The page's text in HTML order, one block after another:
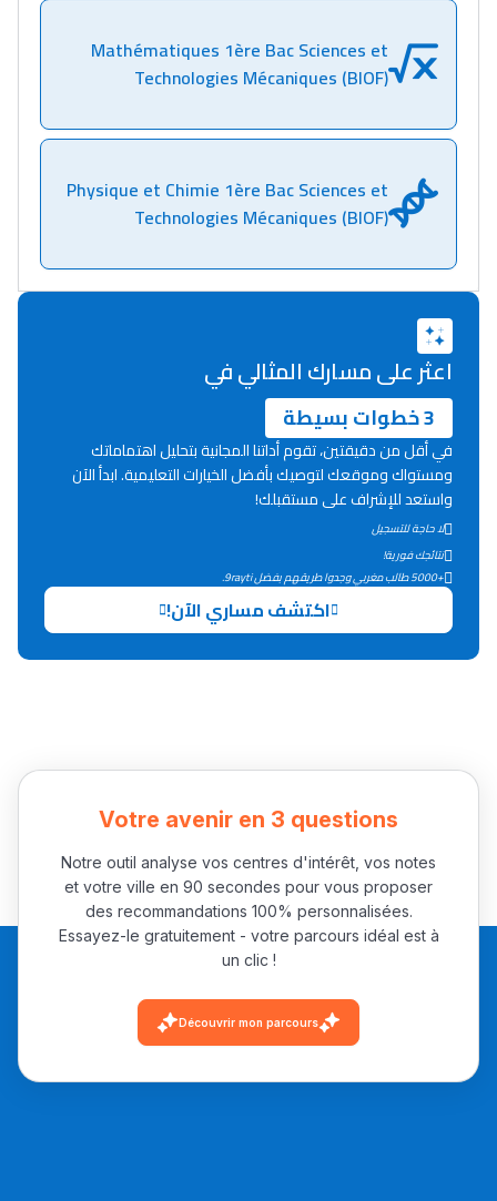
Mathématiques 1ère Bac Sciences et
Technologies Mécaniques (BIOF)
Physique et Chimie 1ère Bac Sciences et
Technologies Mécaniques (BIOF)
اعثر على مسارك المثالي في
3 خطوات بسيطة
في أقل من دقيقتين، تقوم أداتنا المجانية بتحليل اهتماماتك
ومستواك وموقعك لتوصيك بأفضل الخيارات التعليمية. ابدأ الآن
واستعد للإشراف على مستقبلك!
لا حاجة للتسجيل
نتائجك فورية!
+5000 طالب مغربي وجدوا طريقهم بفضل 9rayti.
اكتشف مساري الآن!
Votre avenir en 3 questions
Notre outil analyse vos centres d'intérêt, vos notes
et votre ville en 90 secondes pour vous proposer
des recommandations 100% personnalisées.
Essayez-le gratuitement - votre parcours idéal est à
un clic !
Découvrir mon parcours